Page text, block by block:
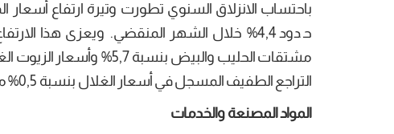
التراجع الطفيف المسجل في أسعار الغلال بنسبة 0,5% مقارنة بشهر جانفي 2020.
المواد المصنعة والخدمات